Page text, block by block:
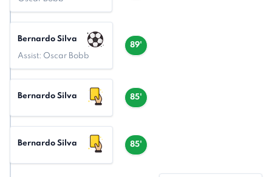
89'
Bernardo Silva
Assist: Oscar Bobb
85'
Bernardo Silva
85'
Bernardo Silva